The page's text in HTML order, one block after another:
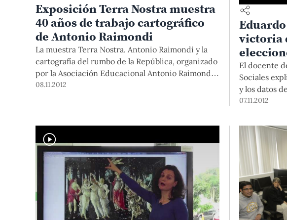
Exposición Terra Nostra muestra
40 años de trabajo cartográfico
de Antonio Raimondi
La muestra Terra Nostra. Antonio Raimondi y la
cartografía del rumbo de la República, organizado
por la Asociación Educacional Antonio Raimondi y
auspiciado por la PUCP, se presenta en el Museo
viajes por el Perú.
08.11.2012
victoria
El docente
Sociales
y los datos
ideología,
07.11.2012